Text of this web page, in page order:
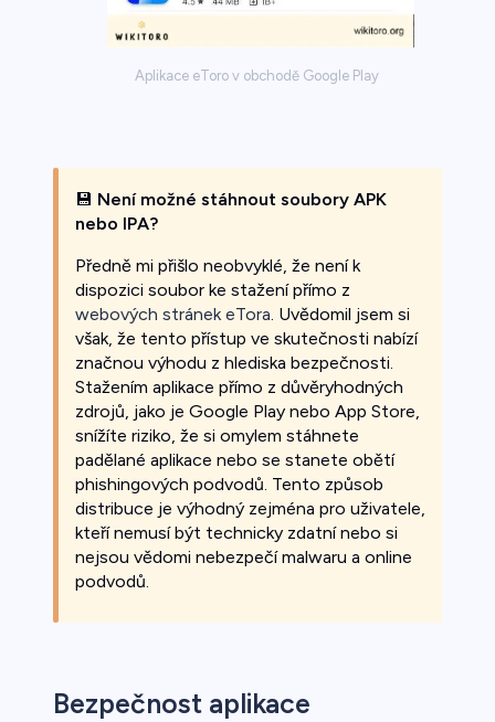
Aplikace eToro v obchodě Google Play
💾 Není možné stáhnout soubory APK
nebo IPA?
Předně mi přišlo neobvyklé, že není k
dispozici soubor ke stažení přímo z
webových stránek eTora. Uvědomil jsem si
však, že tento přístup ve skutečnosti nabízí
značnou výhodu z hlediska bezpečnosti.
Stažením aplikace přímo z důvěryhodných
zdrojů, jako je Google Play nebo App Store,
snížíte riziko, že si omylem stáhnete
padělané aplikace nebo se stanete obětí
phishingových podvodů. Tento způsob
distribuce je výhodný zejména pro uživatele,
kteří nemusí být technicky zdatní nebo si
nejsou vědomi nebezpečí malwaru a online
podvodů.
Bezpečnost aplikace